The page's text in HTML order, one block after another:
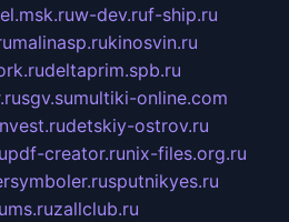
w-dev.ruf-ship.ru
malinasp.rukinosvin.ru
deltaprim.spb.ru
sgv.sumultiki-online.com
detskiy-ostrov.ru
pdf-creator.runix-files.org.ru
sputnikyes.ru
zallclub.ru